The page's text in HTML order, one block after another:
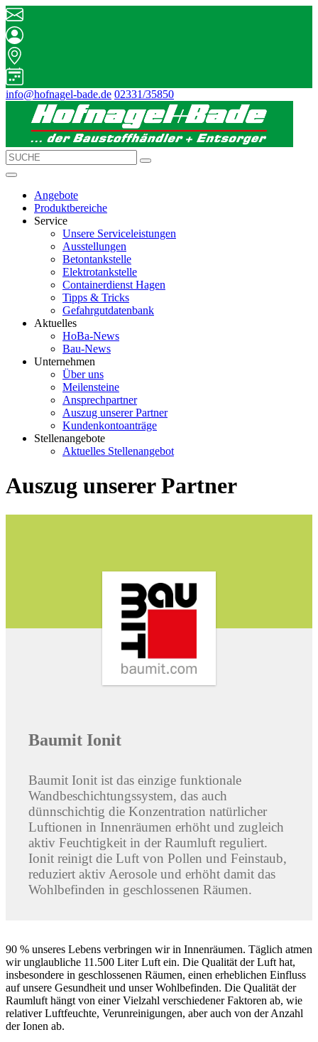
info@hofnagel-bade.de 02331/35850
Angebote
Produktbereiche
Service
Unsere Serviceleistungen
Ausstellungen
Betontankstelle
Elektrotankstelle
Containerdienst Hagen
Tipps & Tricks
Gefahrgutdatenbank
Aktuelles
HoBa-News
Bau-News
Unternehmen
Über uns
Meilensteine
Ansprechpartner
Auszug unserer Partner
Kundenkontoanträge
Stellenangebote
Aktuelles Stellenangebot
Auszug unserer Partner
Baumit Ionit
Baumit Ionit ist das einzige funktionale
Wandbeschichtungssystem, das auch
dünnschichtig die Konzentration natürlicher
Luftionen in Innenräumen erhöht und zugleich
aktiv Feuchtigkeit in der Raumluft reguliert.
Ionit reinigt die Luft von Pollen und Feinstaub,
reduziert aktiv Aerosole und erhöht damit das
Wohlbefinden in geschlossenen Räumen.
90 % unseres Lebens verbringen wir in Innenräumen. Täglich atmen
wir unglaubliche 11.500 Liter Luft ein. Die Qualität der Luft hat,
insbesondere in geschlossenen Räumen, einen erheblichen Einfluss
auf unsere Gesundheit und unser Wohlbefinden. Die Qualität der
Raumluft hängt von einer Vielzahl verschiedener Faktoren ab, wie
relativer Luftfeuchte, Verunreinigungen, aber auch von der Anzahl
der Ionen ab.